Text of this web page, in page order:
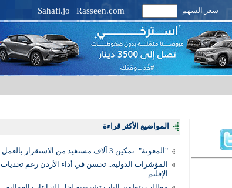
سعر السهم Sahafi.jo | Rasseen.com
المواضيع الأكثر قراءة
"المعونة": تمكين 3 آلاف مستفيد من الاستقرار بالعمل
المؤشرات الدولية.. تحسن في أداء الأردن رغم تحديات
الإقليم